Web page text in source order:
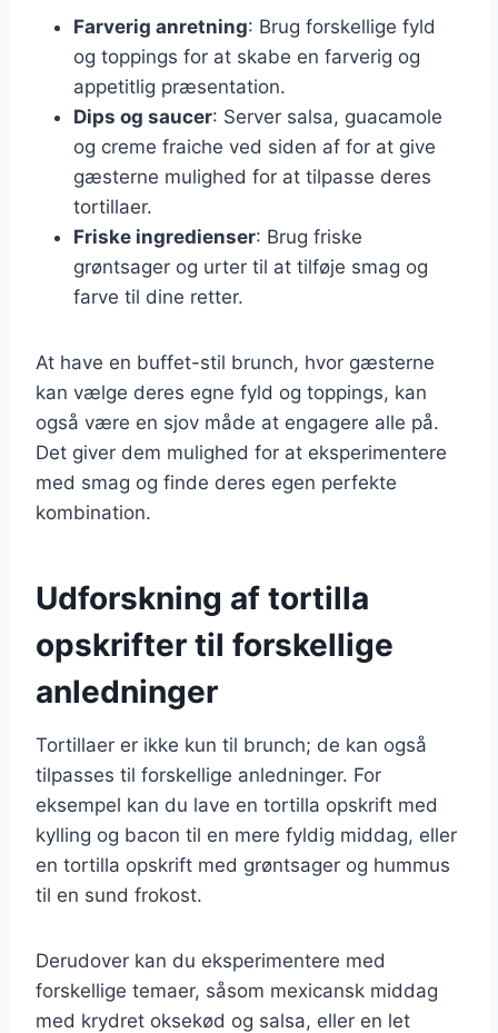
Farverig anretning: Brug forskellige fyld
og toppings for at skabe en farverig og
appetitlig præsentation.
Dips og saucer: Server salsa, guacamole
og creme fraiche ved siden af for at give
gæsterne mulighed for at tilpasse deres
tortillaer.
Friske ingredienser: Brug friske
grøntsager og urter til at tilføje smag og
farve til dine retter.
At have en buffet-stil brunch, hvor gæsterne
kan vælge deres egne fyld og toppings, kan
også være en sjov måde at engagere alle på.
Det giver dem mulighed for at eksperimentere
med smag og finde deres egen perfekte
kombination.
Udforskning af tortilla
opskrifter til forskellige
anledninger
Tortillaer er ikke kun til brunch; de kan også
tilpasses til forskellige anledninger. For
eksempel kan du lave en tortilla opskrift med
kylling og bacon til en mere fyldig middag, eller
en tortilla opskrift med grøntsager og hummus
til en sund frokost.
Derudover kan du eksperimentere med
forskellige temaer, såsom mexicansk middag
med krydret oksekød og salsa, eller en let